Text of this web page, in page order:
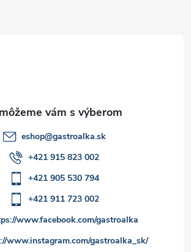
eshop@gastroalka.sk
+421 915 823 002
+421 905 530 794
+421 911 723 002
www.facebook.com/gastroalka
www.instagram.com/gastroalka_sk/